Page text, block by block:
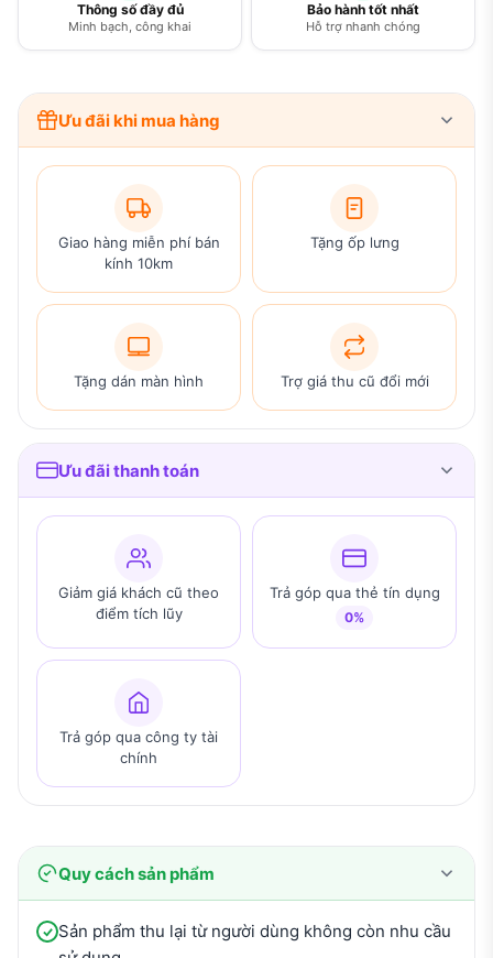
Thông số đầy đủ
Minh bạch, công khai
Bảo hành tốt nhất
Hỗ trợ nhanh chóng
Ưu đãi khi mua hàng
Giao hàng miễn phí bán
kính 10km
Tặng ốp lưng
Tặng dán màn hình Trợ giá thu cũ đổi mới
Ưu đãi thanh toán
Giảm giá khách cũ theo
điểm tích lũy
Trả góp qua thẻ tín dụng
0%
Trả góp qua công ty tài
chính
Quy cách sản phẩm
Sản phẩm thu lại từ người dùng không còn nhu cầu